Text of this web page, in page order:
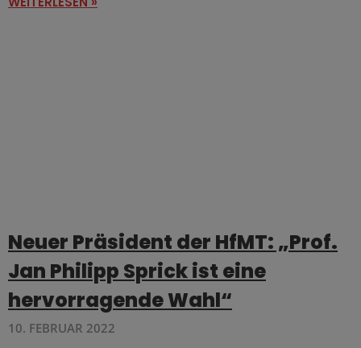
Neuer Präsident der HfMT: „Prof.
Jan Philipp Sprick ist eine
hervorragende Wahl“
10. FEBRUAR 2022